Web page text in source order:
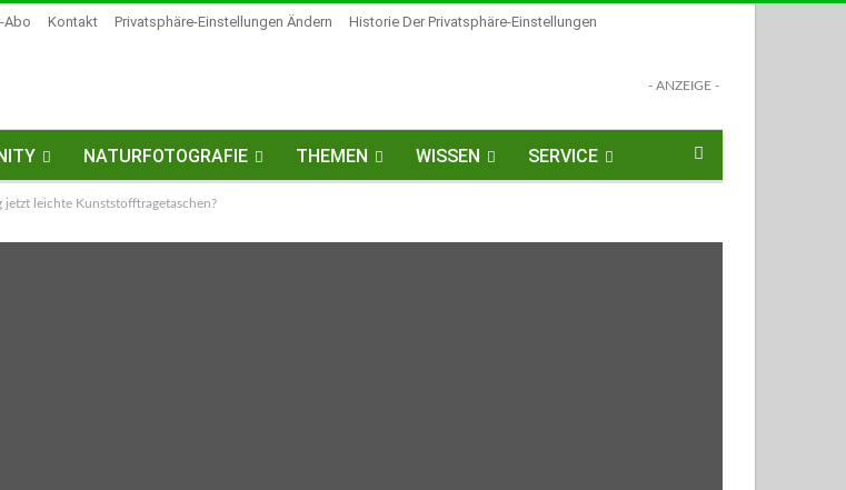
Abo Kontakt Privatsphäre-Einstellungen Ändern
Historie Der Privatsphäre-Einstellungen
- ANZEIGE -
NATURFOTOGRAFIE THEMEN WISSEN SERVICE
jetzt leichte Kunststofftragetaschen?